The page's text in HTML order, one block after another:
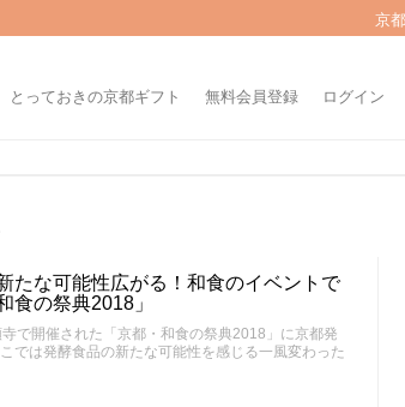
京
とっておきの京都ギフト 無料会員登録 ログイン
たな可能性広がる！和食のイベントで
の祭典2018」
で開催された「京都・和食の祭典2018」に京都発
では発酵食品の新たな可能性を感じる一風変わった